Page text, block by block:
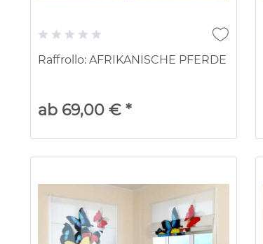
Raffrollo: AFRIKANISCHE PFERDE
ab 69,00 € *